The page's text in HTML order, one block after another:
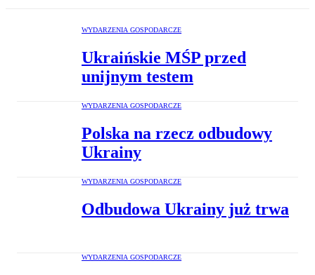
WYDARZENIA GOSPODARCZE
Ukraińskie MŚP przed
unijnym testem
WYDARZENIA GOSPODARCZE
Polska na rzecz odbudowy
Ukrainy
WYDARZENIA GOSPODARCZE
Odbudowa Ukrainy już trwa
WYDARZENIA GOSPODARCZE